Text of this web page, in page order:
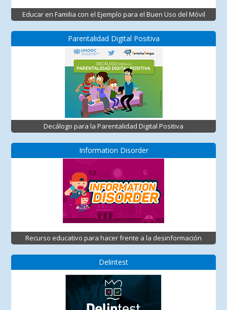
Educar en Familia con el Ejemplo para el Buen Uso del Móvil
Parentalidad Digital Positiva
Decálogo para la Parentalidad Digital Positiva
Information Disorder
Recurso educativo para hacer frente a la desinformación
Delintest